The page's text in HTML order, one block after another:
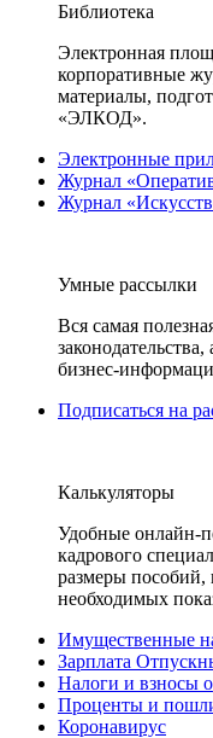
Библиотека
Электронная
корпоративные
материалы,
«ЭЛКОД».
Электронные
Журнал
Журнал
Умные рассылки
Вся самая
бизнес-
Подписаться на
Калькуляторы
Удобные онлайн-
кадрового
размеры
необходимых
Имущественные
Зарплата
Налоги и взносы
Проценты и
Коронавирус